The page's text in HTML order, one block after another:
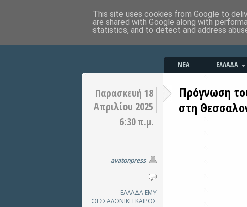
ΝΕΑ ΕΛΛΑΔΑ
Παρασκευή 18
Απριλίου 2025
6:30 π.μ.
avatonpress
ΕΛΛΑΔΑ ΕΜΥ
ΘΕΣΣΑΛΟΝΙΚΗ ΚΑΙΡΟΣ
Πρόγνωση
στη
This site uses cookies from Google to
are shared with Google along with
statistics, and to detect and address